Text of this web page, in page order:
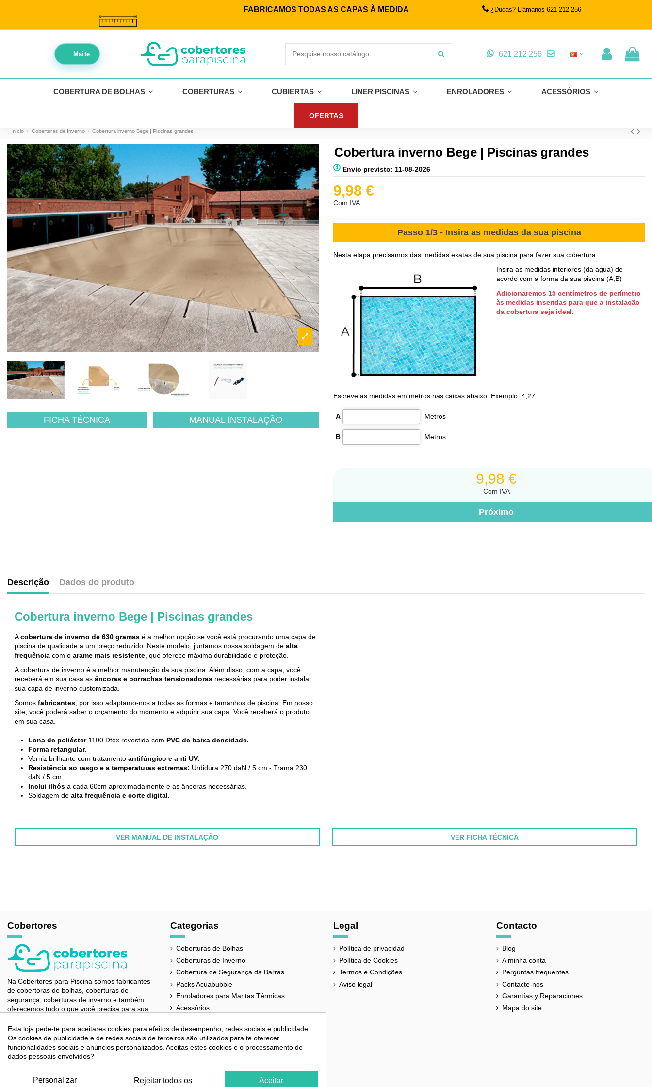
FABRICAMOS TODAS AS CAPAS À MEDIDA ¿Dudas? Llámanos 621 212 256
Maite 621 212 256
COBERTURA DE BOLHAS COBERTURAS CUBIERTAS LINER PISCINAS ENROLADORES ACESSÓRIOS
OFERTAS
Início Coberturas de Inverno Cobertura inverno Bege | Piscinas grandes
FICHA TÉCNICA MANUAL INSTALAÇÃO
Cobertura inverno Bege | Piscinas grandes
Envio previsto: 11-08-2026
9,98 €
Com IVA
Passo 1/3 - Insira as medidas da sua piscina
Nesta etapa precisamos das medidas exatas de sua piscina para fazer sua cobertura.
Insira as medidas interiores (da água) de
acordo com a forma da sua piscina (A,B)
Adicionaremos 15 centímetros de perímetro
às medidas inseridas para que a instalação
da cobertura seja ideal.
Escreve as medidas em metros nas caixas abaixo. Exemplo: 4,27
A
B
9,98 €
Com IVA
Descrição Dados do produto
Cobertura inverno Bege | Piscinas grandes
Acobertura de inverno de 630 gramas é a melhor opção se você está procurando uma capa de
piscina de qualidade a um preço reduzido. Neste modelo, juntamos nossa soldagem de alta
frequência com o arame mais resistente , que oferece máxima durabilidade e proteção.
A cobertura de inverno é a melhor manutenção da sua piscina. Além disso, com a capa, você
receberá em sua casa as âncoras e borrachas tensionadoras necessárias para poder instalar
sua capa de inverno customizada.
Somos fabricantes, por isso adaptamo-nos a todas as formas e tamanhos de piscina. Em nosso
site, você poderá saber o orçamento do momento e adquirir sua capa. Você receberá o produto
em sua casa.
Lona de poliéster1100 Dtex revestida com PVC de baixa densidade.
Forma retangular.
Verniz brilhante com tratamento antifúngico e anti UV.
Resistência ao rasgo e a temperaturas extremas: Urdidura 270 daN / 5 cm - Trama 230
daN / 5 cm.
Inclui ilhós a cada 60cm aproximadamente e as âncoras necessárias.
Soldagem de alta frequência e corte digital.
VER MANUAL DE INSTALAÇÃO VER FICHA TÉCNICA
CORES Bege
ESPESSURA 630 gramas
SOLDAGEM Alta frequência
CORTE Digital
TRATAMENTO
Referência cob-630
Cobertores
Na Cobertores para Piscina somos fabricantes
de cobertoras de bolhas, coberturas de
segurança, coberturas de inverno e também
oferecemos tudo o que você precisa para sua
621 212 256
info@cobertoresparapiscina.com
Festívos:
9:00 - 15:30h
Categorias
Coberturas de Bolhas
Coberturas de Inverno
Cobertura de Segurança da Barras
Packs Acuabubble
Enroladores para Mantas Térmicas
Acessórios
Legal
Política de privacidad
Política de Cookies
Termos e Condições
Aviso legal
Contacto
Blog
A minha conta
Perguntas frequentes
Contacte-nos
Garantías y Reparaciones
Mapa do site
Esta loja pede-te para aceitares cookies para efeitos de desempenho, redes sociais e publicidade.
Os cookies de publicidade e de redes sociais de terceiros são utilizados para te oferecer
funcionalidades sociais e anúncios personalizados. Aceitas estes cookies e o processamento de
dados pessoais envolvidos?
Aceitar
Rejeitar todos os
Personalizar